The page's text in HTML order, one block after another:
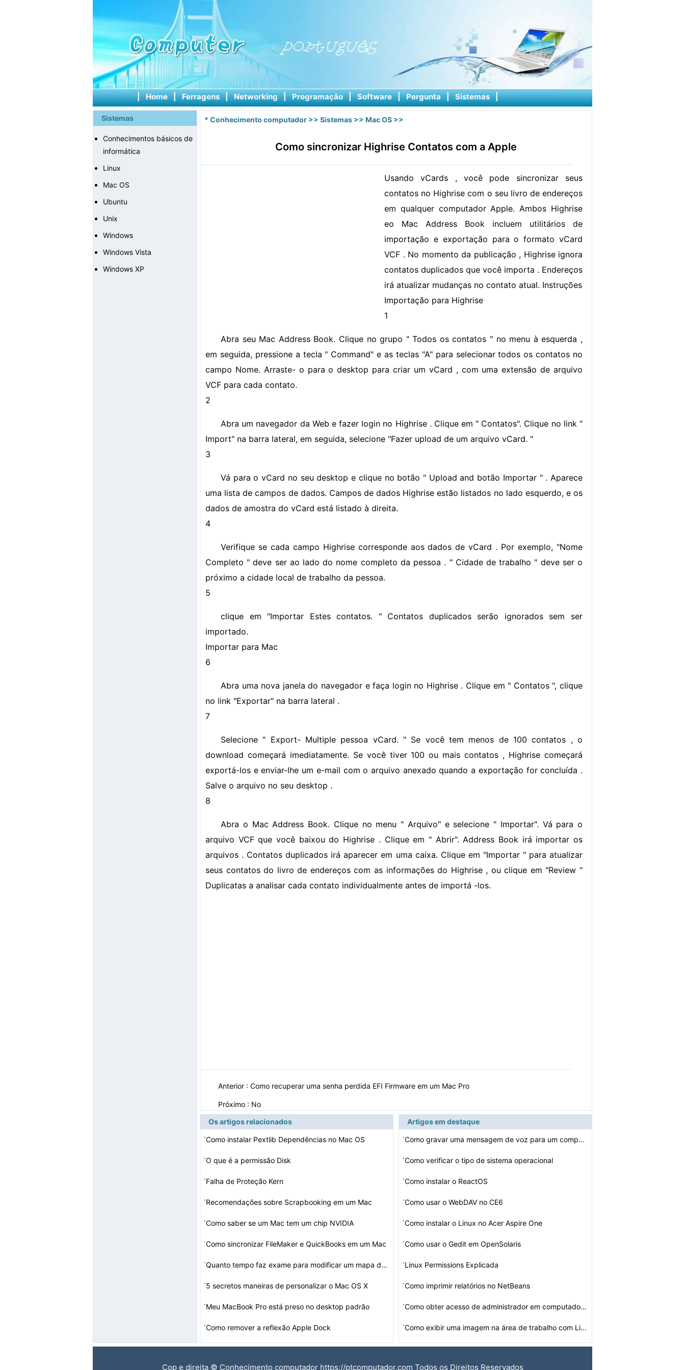
| Home | Ferragens | Networking | Programação | Software | Pergunta | Sistemas |
Sistemas
Conhecimentos básicos de
informática
Linux
Mac OS
Ubuntu
Unix
Windows
Windows Vista
Windows XP
* Conhecimento computador >> Sistemas >> Mac OS >>
Como sincronizar Highrise Contatos com a Apple
Usando vCards , você pode sincronizar seus
contatos no Highrise com o seu livro de endereços
em qualquer computador Apple. Ambos Highrise
eo Mac Address Book incluem utilitários de
importação e exportação para o formato vCard
VCF . No momento da publicação , Highrise ignora
contatos duplicados que você importa . Endereços
irá atualizar mudanças no contato atual. Instruções
Importação para Highrise
1
Abra seu Mac Address Book. Clique no grupo " Todos os contatos " no menu à esquerda ,
em seguida, pressione a tecla " Command" e as teclas "A" para selecionar todos os contatos no
campo Nome. Arraste- o para o desktop para criar um vCard , com uma extensão de arquivo
VCF para cada contato.
2
Abra um navegador da Web e fazer login no Highrise . Clique em " Contatos". Clique no link "
Import" na barra lateral, em seguida, selecione "Fazer upload de um arquivo vCard. "
3
Vá para o vCard no seu desktop e clique no botão " Upload and botão Importar " . Aparece
uma lista de campos de dados. Campos de dados Highrise estão listados no lado esquerdo, e os
dados de amostra do vCard está listado à direita.
4
Verifique se cada campo Highrise corresponde aos dados de vCard . Por exemplo, "Nome
Completo " deve ser ao lado do nome completo da pessoa . " Cidade de trabalho " deve ser o
próximo a cidade local de trabalho da pessoa.
5
clique em "Importar Estes contatos. " Contatos duplicados serão ignorados sem ser
importado.
Importar para Mac
6
Abra uma nova janela do navegador e faça login no Highrise . Clique em " Contatos ", clique
no link "Exportar" na barra lateral .
7
Selecione " Export- Multiple pessoa vCard. " Se você tem menos de 100 contatos , o
download começará imediatamente. Se você tiver 100 ou mais contatos , Highrise começará
exportá-los e enviar-lhe um e-mail com o arquivo anexado quando a exportação for concluída .
Salve o arquivo no seu desktop .
8
Abra o Mac Address Book. Clique no menu " Arquivo" e selecione " Importar". Vá para o
arquivo VCF que você baixou do Highrise . Clique em " Abrir". Address Book irá importar os
arquivos . Contatos duplicados irá aparecer em uma caixa. Clique em "Importar " para atualizar
seus contatos do livro de endereços com as informações do Highrise , ou clique em "Review "
Duplicatas a analisar cada contato individualmente antes de importá -los.
Anterior : Como recuperar uma senha perdida EFI Firmware em um Mac Pro
Próximo : No
Os artigos relacionados
·Como instalar Pextlib Dependências no Mac OS
·O que é a permissão Disk
·Falha de Proteção Kern
·Recomendações sobre Scrapbooking em um Mac
·Como saber se um Mac tem um chip NVIDIA
·Como sincronizar FileMaker e QuickBooks em um Mac
· Quanto tempo faz exame para modificar um mapa de partiç…
·5 secretos maneiras de personalizar o Mac OS X
·Meu MacBook Pro está preso no desktop padrão
·Como remover a reflexão Apple Dock
Artigos em destaque
·
Como gravar uma mensagem de voz para um computador
·Como verificar o tipo de sistema operacional
·Como instalar o ReactOS
·Como usar o WebDAV no CE6
·Como instalar o Linux no Acer Aspire One
·Como usar o Gedit em OpenSolaris
·Linux Permissions Explicada
·Como imprimir relatórios no NetBeans
· Como obter acesso de administrador em computadores Comp…
· Como exibir uma imagem na área de trabalho com Linux
Cop e direita © Conhecimento computador https://ptcomputador.com Todos os Direitos Reservados